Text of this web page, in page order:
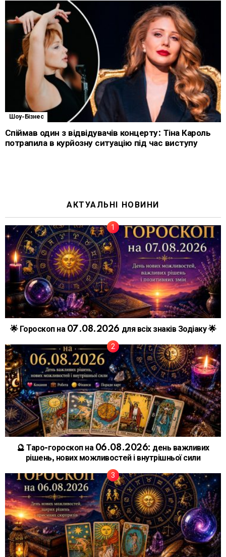
Шоу-Бізнес
Спіймав один з відвідувачів концерту: Тіна Кароль
потрапила в курйозну ситуацію під час виступу
АКТУАЛЬНІ НОВИНИ
🌟 Гороскоп на 07.08.2026 для всіх знаків Зодіаку 🌟
🔮 Таро-гороскоп на 06.08.2026: день важливих
рішень, нових можливостей і внутрішньої сили